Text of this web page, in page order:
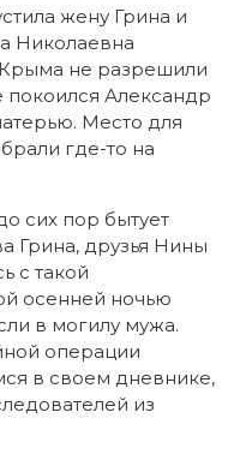
жену Грина и
Николаевна
Крыма не разрешили
покоился Александр
Место для
где-то на
сих пор бытует
Грина, друзья Нины
с такой
осенней ночью
в могилу мужа.
операции
в своем дневнике,
из